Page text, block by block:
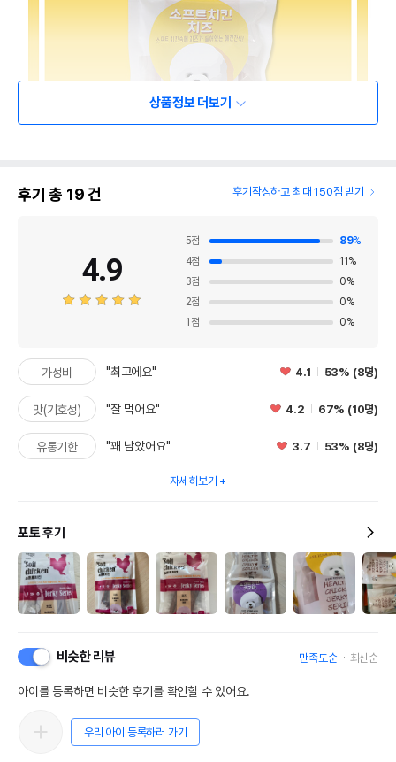
상품정보 더보기
후기 총 19건 후기작성하고 최대 150점 받기
4.9
5점 89%
4점 11 %
3점 0%
2점 0%
1 점 0%
가성비 "최고에요" 4.1 53% (8명)
맛(기호성) "잘 먹어요" 4.2 67% (10명)
유통기한 "꽤 남았어요" 3.7 53% (8명)
자세히보기
포토 후기
비슷한 리뷰 만족도순 최신순
아이를 등록하면 비슷한 후기를 확인할 수 있어요.
우리 아이 등록하러 가기